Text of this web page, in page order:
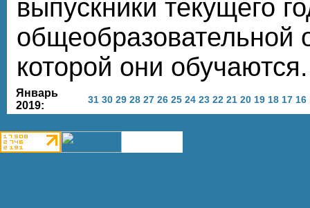
выпускники текущего
общеобразовательной
которой они
Январь
2019:
31 30 29 28 27 26 25 24 23 22 21 20 19 18 17 16